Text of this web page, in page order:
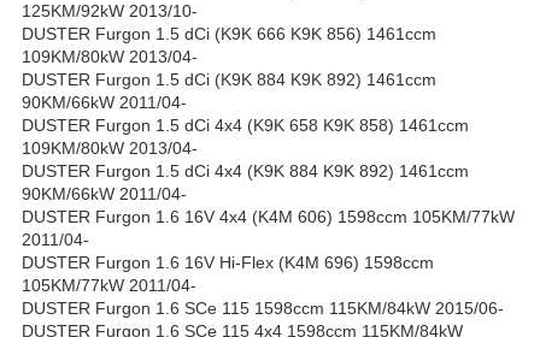
125KM/92kW 2013/10-
DUSTER Furgon 1.5 dCi (K9K 666 K9K 856) 1461ccm
109KM/80kW 2013/04-
DUSTER Furgon 1.5 dCi (K9K 884 K9K 892) 1461ccm
90KM/66kW 2011/04-
DUSTER Furgon 1.5 dCi 4x4 (K9K 658 K9K 858) 1461ccm
109KM/80kW 2013/04-
DUSTER Furgon 1.5 dCi 4x4 (K9K 884 K9K 892) 1461ccm
90KM/66kW 2011/04-
DUSTER Furgon 1.6 16V 4x4 (K4M 606) 1598ccm 105KM/77kW
2011/04-
DUSTER Furgon 1.6 16V Hi-Flex (K4M 696) 1598ccm
105KM/77kW 2011/04-
DUSTER Furgon 1.6 SCe 115 1598ccm 115KM/84kW 2015/06-
DUSTER Furgon 1.6 SCe 115 4x4 1598ccm 115KM/84kW